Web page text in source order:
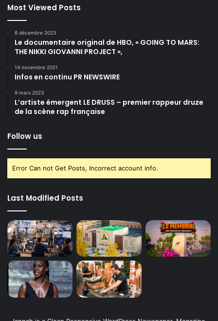
Most Viewed Posts
8 décembre 2023
Le documentaire original de HBO, « GOING TO MARS:
THE NIKKI GIOVANNI PROJECT »,
14 novembre 2021
Infos en continu PR NEWSWIRE
9 mars 2023
L’artiste émergent LE DRUSS – premier rappeur druze
de la scène rap française
Follow us
Error Can not Get Posts, Incorrect account info.
Last Modified Posts